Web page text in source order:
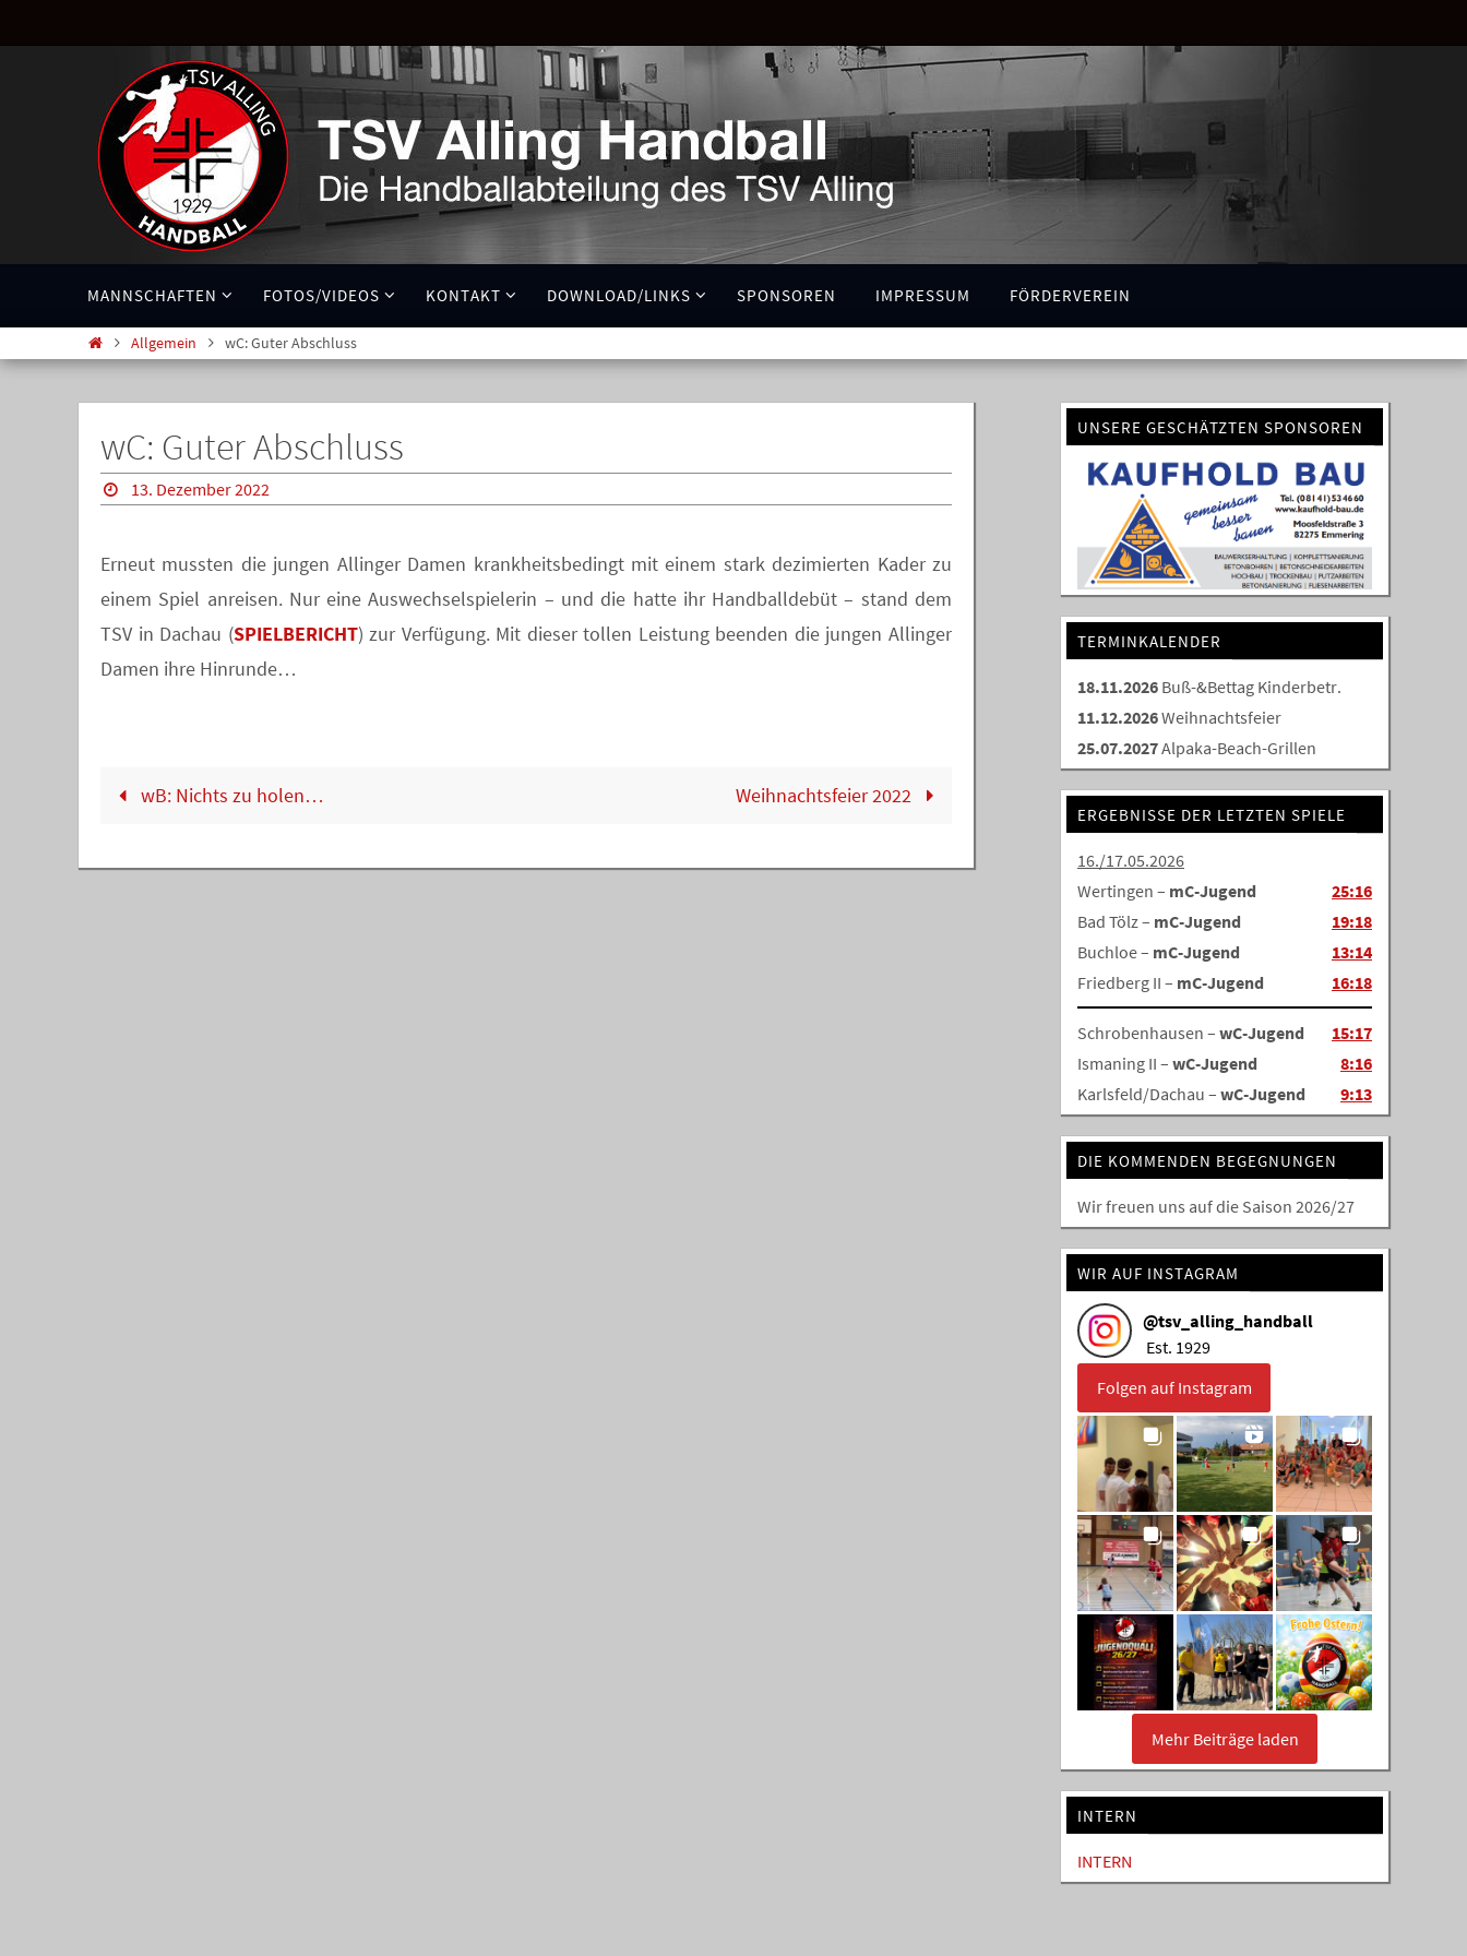
MANNSCHAFTEN FOTOS/VIDEOS KONTAKT DOWNLOAD/LINKS SPONSOREN IMPRESSUM FÖRDERVEREIN
Allgemein wC: Guter Abschluss
wC: Guter Abschluss
13. Dezember 2022
Erneut mussten die jungen Allinger Damen krankheitsbedingt mit einem stark dezimierten Kader zu
einem Spiel anreisen. Nur eine Auswechselspielerin – und die hatte ihr Handballdebüt – stand dem
TSV in Dachau (SPIELBERICHT) zur Verfügung. Mit dieser tollen Leistung beenden die jungen Allinger
Damen ihre Hinrunde…
wB: Nichts zu holen… Weihnachtsfeier 2022
UNSERE GESCHÄTZTEN SPONSOREN
TERMINKALENDER
18.11.2026 Buß-&Bettag Kinderbetr.
11.12.2026Weihnachtsfeier
25.07.2027Alpaka-Beach-Grillen
ERGEBNISSE DER LETZTEN SPIELE
16./17.05.2026
Wertingen – mC-Jugend
25:16
Bad Tölz – mC-Jugend
19:18
Buchloe – mC-Jugend
13:14
Friedberg II – mC-Jugend 16:18
Schrobenhausen – wC-Jugend
15:17
Ismaning II – wC-Jugend
8:16
Karlsfeld/Dachau – wC-Jugend 9:13
DIE KOMMENDEN BEGEGNUNGEN
Wir freuen uns auf die Saison 2026/27
WIR AUF INSTAGRAM
@tsv_alling_handball
Est. 1929
Folgen auf Instagram
Mehr Beiträge laden
INTERN
INTERN